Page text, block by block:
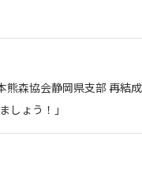
熊森協会静岡県支部 再結
しょう！」